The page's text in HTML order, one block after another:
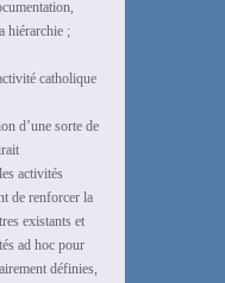
hiérarchie ;
catholique
d’une sorte de
activités
de renforcer la
existants et
ad hoc pour
définies,